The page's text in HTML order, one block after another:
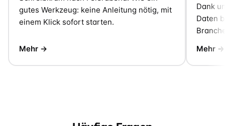
gutes Werkzeug: keine Anleitung nötig, mit
einem Klick sofort starten.
Mehr →
Dank
Daten
Mehr →